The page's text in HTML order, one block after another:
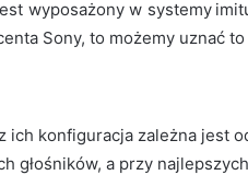
wyposażony w systemy
Sony, to możemy uznać
ich konfiguracja zależna jest
głośników, a przy